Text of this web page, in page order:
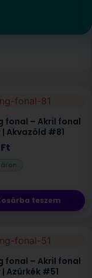
fonal – Akril fonal
Akvazöld #81
Ft
teszem
fonal – Akril fonal
Azúrkék #51